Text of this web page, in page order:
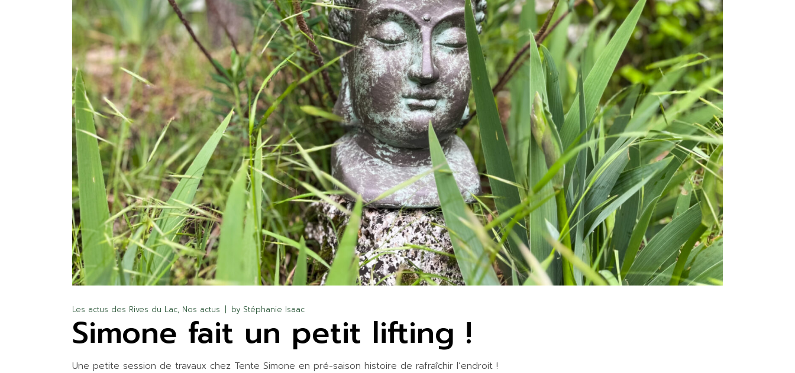
Les actus des Rives du Lac Nos actus by Stéphanie Isaac
Simone fait un petit lifting !
Une petite session de travaux chez Tente Simone en pré-saison histoire de rafraîchir l’endroit !